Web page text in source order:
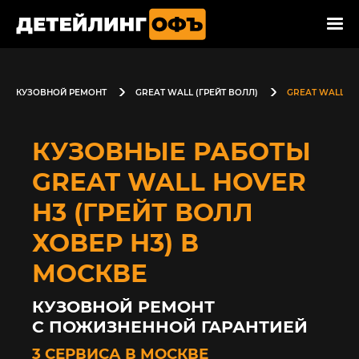
КУЗОВНОЙ РЕМОНТ GREAT WALL (ГРЕЙТ ВОЛЛ) GREAT WALL
КУЗОВНЫЕ РАБОТЫ
GREAT WALL HOVER
H3 (ГРЕЙТ ВОЛЛ
ХОВЕР Н3) В
МОСКВЕ
КУЗОВНОЙ РЕМОНТ
С ПОЖИЗНЕННОЙ ГАРАНТИЕЙ
3 СЕРВИСА В МОСКВЕ